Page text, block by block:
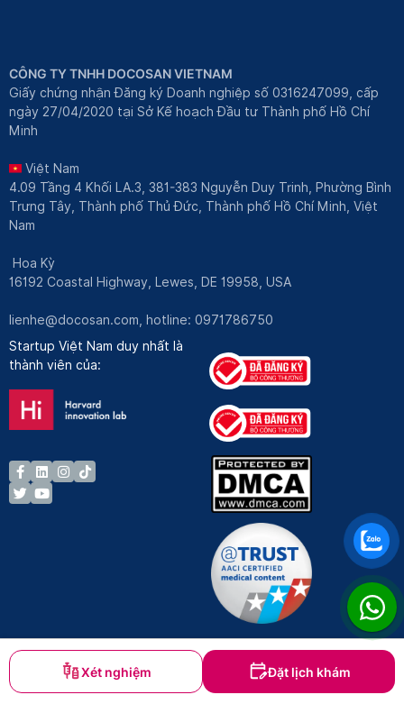
Xét nghiệm Đặt lịch khám
CÔNG TY TNHH DOCOSAN VIETNAM
Giấy chứng nhận Đăng ký Doanh nghiệp số 0316247099, cấp
ngày 27/04/2020 tại Sở Kế hoạch Đầu tư Thành phố Hồ Chí
Minh
Việt Nam
4.09 Tầng 4 Khối LA.3, 381-383 Nguyễn Duy Trinh, Phường Bình
Trưng Tây, Thành phố Thủ Đức, Thành phố Hồ Chí Minh, Việt
Nam
Hoa Kỳ
16192 Coastal Highway, Lewes, DE 19958, USA
lienhe@docosan.com , hotline: 0971786750
Startup Việt Nam duy nhất là
thành viên của:
Bản quyền © Docosan 2023